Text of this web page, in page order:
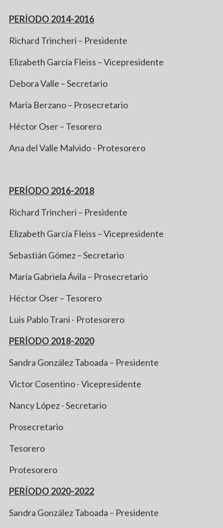
PERÍODO 2014-2016
Richard Trincheri – Presidente
Elizabeth García Fleiss – Vicepresidente
Debora Valle – Secretario
María Berzano – Prosecretario
Héctor Oser – Tesorero
Ana del Valle Malvido - Protesorero
PERÍODO 2016-2018
Richard Trincheri – Presidente
Elizabeth García Fleiss – Vicepresidente
Sebastián Gómez – Secretario
María Gabriela Ávila – Prosecretario
Héctor Oser – Tesorero
Luis Pablo Trani - Protesorero
PERÍODO 2018-2020
Sandra González Taboada – Presidente
Victor Cosentino - Vicepresidente
Nancy López - Secretario
Prosecretario
Tesorero
Protesorero
PERÍODO 2020-2022
Sandra González Taboada – Presidente